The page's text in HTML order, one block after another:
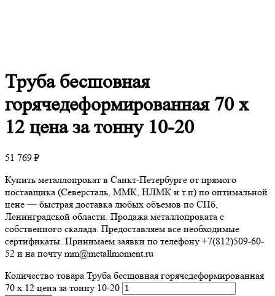
Трубабесшовная
горячедеформированная 70 х
12 цена за тонну 10-20
51 769 ₽
Купить металлопрокат в Санкт-Петербурге от прямого
поставщика (Северсталь, ММК, НЛМК и т.п) по оптимальной
цене — быстрая доставка любых объемов по СПб,
Ленинградской области. Продажа металлопроката с
собственного скалада. Предоставляем все необходимые
сертификаты. Принимаем заявки по телефону +7(812)509-60-
52 и на почту mm@metallmoment.ru
Количество товара Труба бесшовная горячедеформированная
70 х 12 цена за тонну 10-20